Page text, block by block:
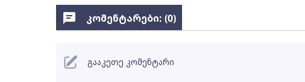
კომენტარები: (0)
გააკეთე კომენტარი